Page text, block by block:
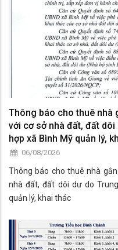
Thông báo cho thuê nhà
với cơ sở nhà đất, đất
hợp xã Bình Mỹ quản lý,
06/08/2026
Thông báo cho thuê nhà
nhà đất, đất dôi dư do
quản lý, khai thác